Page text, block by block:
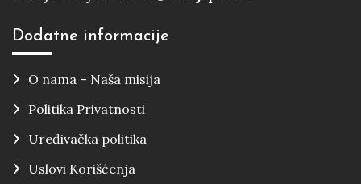
Dodatne informacije
O nama – Naša misija
Politika Privatnosti
Uređivačka politika
Uslovi Korišćenja